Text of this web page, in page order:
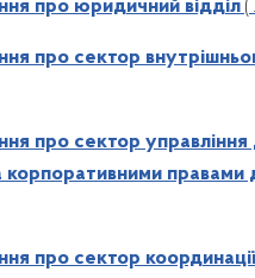
про юридичний відділ (
про сектор
про сектор
корпоративними правами
про сектор